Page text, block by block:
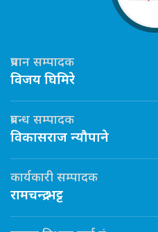
प्रधान सम्पादक
विजय घिमिरे
प्रबन्ध सम्पादक
विकासराज न्यौपाने
कार्यकारी सम्पादक
रामचन्द्र भट्ट